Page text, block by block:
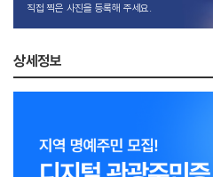
직접 찍은 사진을 등록해 주세요.
상세정보